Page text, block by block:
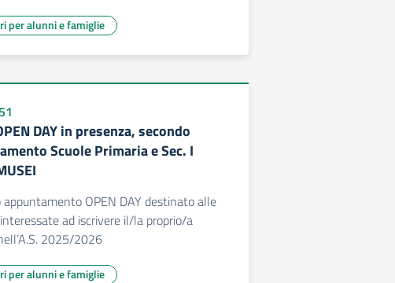
per alunni e famiglie
DAY in presenza, secondo
Scuole Primaria e Sec. I
appuntamento OPEN DAY destinato alle
ad iscrivere il/la proprio/a
2025/2026
per alunni e famiglie